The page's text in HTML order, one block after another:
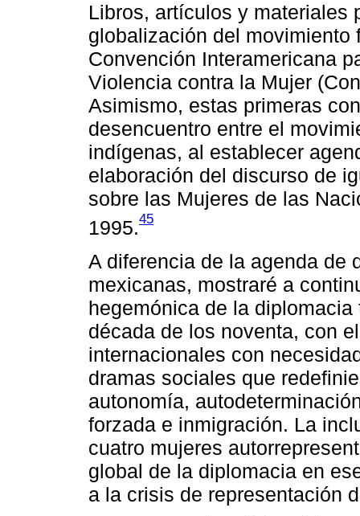
Libros, artículos y materiales
globalización del
Convención Interamericana
Violencia contra la Mujer
Asimismo, estas primeras
desencuentro entre el
indígenas, al establecer
elaboración del discurso de
sobre las Mujeres de las
1995.45
A diferencia de la agenda de
mexicanas, mostraré a
hegemónica de la
década de los noventa, con
internacionales con
dramas sociales que
autonomía,
forzada e inmigración. La
cuatro mujeres
global de la diplomacia en
a la crisis de representación